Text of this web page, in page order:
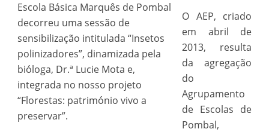
Escola Básica Marquês de Pombal
decorreu uma sessão de
sensibilização intitulada “Insetos
polinizadores”, dinamizada pela
bióloga, Dr.ª Lucie Mota e,
integrada no nosso projeto
“Florestas: património vivo a
preservar”.
O AEP, criado
em abril de
2013, resulta
da agregação
do
Agrupamento
de Escolas de
Pombal,